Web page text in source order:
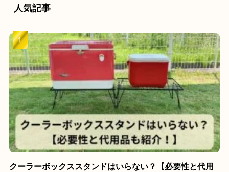
人気記事
クーラーボックススタンドはいらない？【必要性と代用